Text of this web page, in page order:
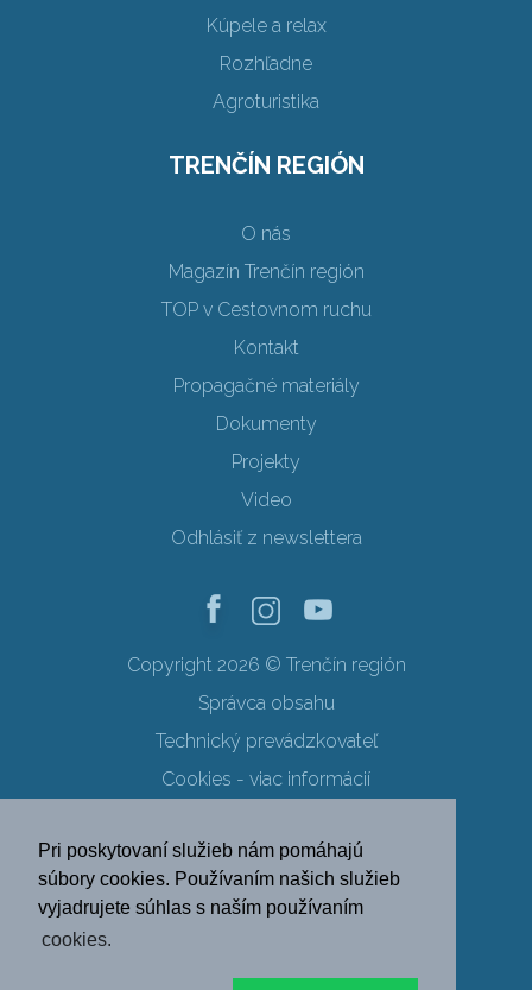
Pri poskytovaní služieb nám pomáhajú
súbory cookies. Používaním našich služieb
vyjadrujete súhlas s naším používaním
cookies.
Kúpele a relax
Rozhľadne
Agroturistika
TRENČÍN REGIÓN
O nás
Magazín Trenčín región
TOP v Cestovnom ruchu
Kontakt
Propagačné materiály
Dokumenty
Projekty
Video
Odhlásiť z newslettera
Copyright 2026 © Trenčín región
Správca obsahu
Technický prevádzkovateľ
Cookies - viac informácií
Ochrana osobných údajov
SK EN DE
PL